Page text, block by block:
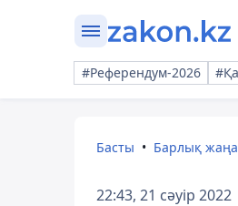
#Референдум-2026
Басты Барлық
22:43, 21 сәуір 2022